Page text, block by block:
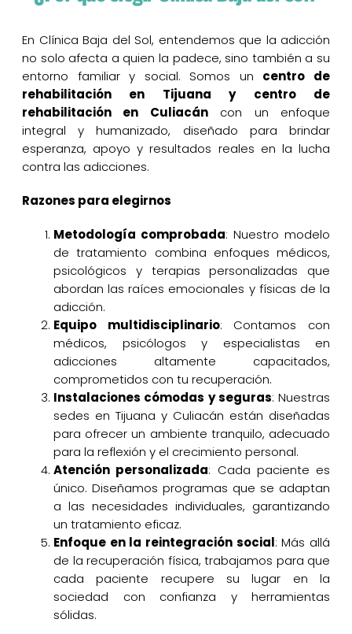
En Clínica Baja del Sol, entendemos que la adicción
no solo afecta a quien la padece, sino también a su
entorno familiar y social. Somos un centro de
rehabilitación en Tijuana y centro de
rehabilitación en Culiacáncon un enfoque
integral y humanizado, diseñado para brindar
esperanza, apoyo y resultados reales en la lucha
contra las adicciones.
Razones para elegirnos
Metodología comprobada: Nuestro modelo
de tratamiento combina enfoques médicos,
psicológicos y terapias personalizadas que
abordan las raíces emocionales y físicas de la
adicción.
Equipo multidisciplinario: Contamos con
médicos, psicólogos y especialistas en
adicciones altamente capacitados,
comprometidos con tu recuperación.
Instalaciones cómodas y seguras: Nuestras
sedes en Tijuana y Culiacán están diseñadas
para ofrecer un ambiente tranquilo, adecuado
para la reflexión y el crecimiento personal.
Atención personalizada: Cada paciente es
único. Diseñamos programas que se adaptan
a las necesidades individuales, garantizando
un tratamiento eficaz.
Enfoque en la reintegración social: Más allá
de la recuperación física, trabajamos para que
cada paciente recupere su lugar en la
sociedad con confianza y herramientas
sólidas.